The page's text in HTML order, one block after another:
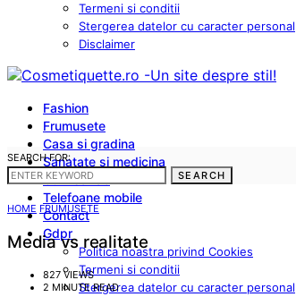
Termeni si conditii
Stergerea datelor cu caracter personal
Disclaimer
Fashion
Frumusete
Casa si gradina
Sanatate si medicina
Cum sa fac
Telefoane mobile
Contact
Gdpr
Politica noastra privind Cookies
Termeni si conditii
Stergerea datelor cu caracter personal
SEARCH FOR:
SEARCH
HOME FRUMUSETE
Media vs realitate
827 VIEWS
2 MINUTE READ